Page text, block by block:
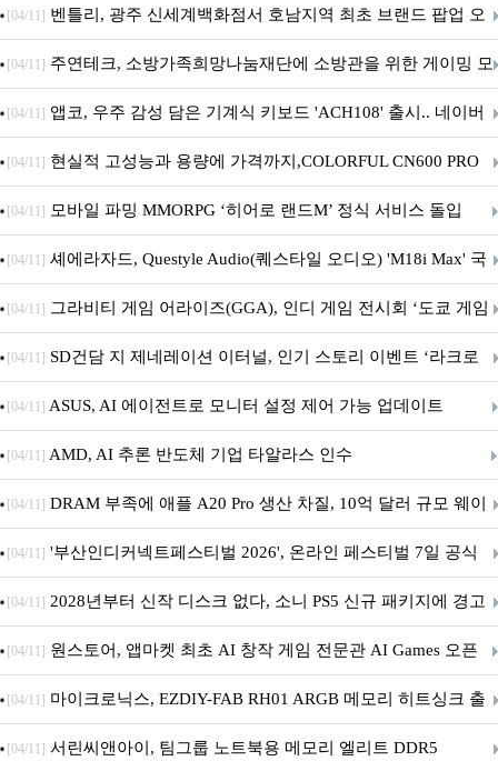
Crosshair X870E EDITION 20 국내 출시 예정
[04/11] 벤틀리, 광주 신세계백화점서 호남지역 최초 브랜드 팝업 오
픈
[04/11] 주연테크, 소방가족희망나눔재단에 소방관을 위한 게이밍 모
니터·스마트 펫 침대 기부
[04/11] 앱코, 우주 감성 담은 기계식 키보드 'ACH108' 출시.. 네이버
브랜드데이 기획전 진행
[04/11] 현실적 고성능과 용량에 가격까지,COLORFUL CN600 PRO
M.2 NVMe 디앤디컴 1TB
[04/11] 모바일 파밍 MMORPG ‘히어로 랜드M’ 정식 서비스 돌입
[04/11] 셰에라자드, Questyle Audio(퀘스타일 오디오) 'M18i Max' 국
내 정식 출시
[04/11] 그라비티 게임 어라이즈(GGA), 인디 게임 전시회 ‘도쿄 게임
던전 13’ 참가!
[04/11] SD건담 지 제네레이션 이터널, 인기 스토리 이벤트 ‘라크로
아의 용사’ 재개최 및 풍성한 기념 이벤트 실시!
[04/11] ASUS, AI 에이전트로 모니터 설정 제어 가능 업데이트
[04/11] AMD, AI 추론 반도체 기업 타알라스 인수
[04/11] DRAM 부족에 애플 A20 Pro 생산 차질, 10억 달러 규모 웨이
퍼 대기
[04/11] '부산인디커넥트페스티벌 2026', 온라인 페스티벌 7일 공식
개막... 22일간 진행
[04/11] 2028년부터 신작 디스크 없다, 소니 PS5 신규 패키지에 경고
문 추가
[04/11] 원스토어, 앱마켓 최초 AI 창작 게임 전문관 AI Games 오픈
[04/11] 마이크로닉스, EZDIY-FAB RH01 ARGB 메모리 히트싱크 출
시
[04/11] 서린씨앤아이, 팀그룹 노트북용 메모리 엘리트 DDR5